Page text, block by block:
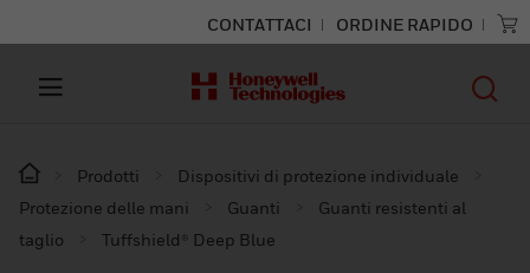
CONTATTACI ORDINE RAPIDO
Prodotti
Dispositivi di protezione individuale
Protezione delle mani
Guanti
Guanti resistenti al
taglio
Tuffshield® Deep Blue